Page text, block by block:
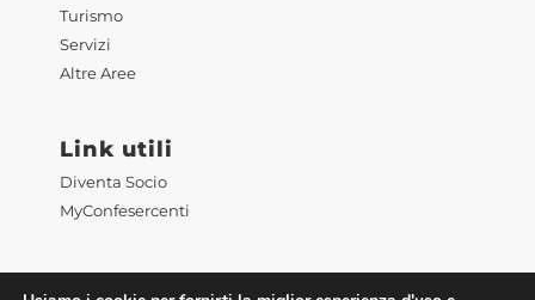
Turismo
Servizi
Altre Aree
Link utili
Diventa Socio
MyConfesercenti